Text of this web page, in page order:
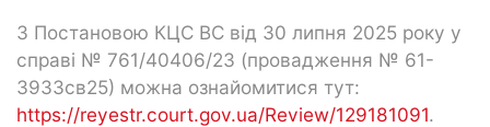
З Постановою КЦС ВС від 30 липня 2025 року у
справі № 761/40406/23 (провадження № 61-
3933св25) можна ознайомитися тут:
https://reyestr.court.gov.ua/Review/129181091.